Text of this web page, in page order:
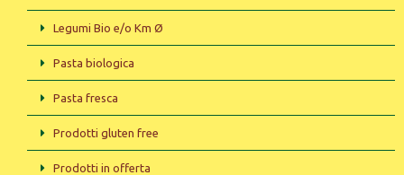
Legumi Bio e/o Km Ø
Pasta biologica
Pasta fresca
Prodotti gluten free
Prodotti in offerta